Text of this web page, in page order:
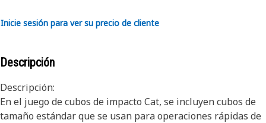
Inicie sesión para ver su precio de cliente
Descripción
Descripción:
En el juego de cubos de impacto Cat, se incluyen cubos de
tamaño estándar que se usan para operaciones rápidas de